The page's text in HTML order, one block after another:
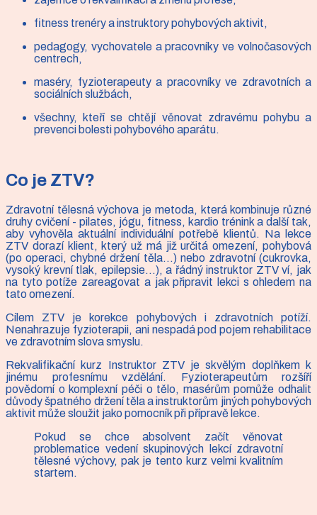
fitness trenéry a instruktory pohybových aktivit,
pedagogy, vychovatele a pracovníky ve volnočasových
centrech,
maséry, fyzioterapeuty a pracovníky ve zdravotních a
sociálních službách,
všechny, kteří se chtějí věnovat zdravému pohybu a
prevenci bolesti pohybového aparátu.
Co je ZTV?
Zdravotní tělesná výchova je metoda, která kombinuje různé
druhy cvičení - pilates, jógu, fitness, kardio trénink a další tak,
aby vyhověla aktuální individuální potřebě klientů. Na lekce
ZTV dorazí klient, který už má již určitá omezení, pohybová
(po operaci, chybné držení těla...) nebo zdravotní (cukrovka,
vysoký krevní tlak, epilepsie...), a řádný instruktor ZTV ví, jak
na tyto potíže zareagovat a jak připravit lekci s ohledem na
tato omezení.
Cílem ZTV je korekce pohybových i zdravotních potíží.
Nenahrazuje fyzioterapii, ani nespadá pod pojem rehabilitace
ve zdravotním slova smyslu.
Rekvalifikační kurz Instruktor ZTV je skvělým doplňkem k
jinému profesnímu vzdělání. Fyzioterapeutům rozšíří
povědomí o komplexní péči o tělo, masérům pomůže odhalit
důvody špatného držení těla a instruktorům jiných pohybových
aktivit může sloužit jako pomocník při přípravě lekce.
Pokud se chce absolvent začít věnovat
problematice vedení skupinových lekcí zdravotní
tělesné výchovy, pak je tento kurz velmi kvalitním
startem.